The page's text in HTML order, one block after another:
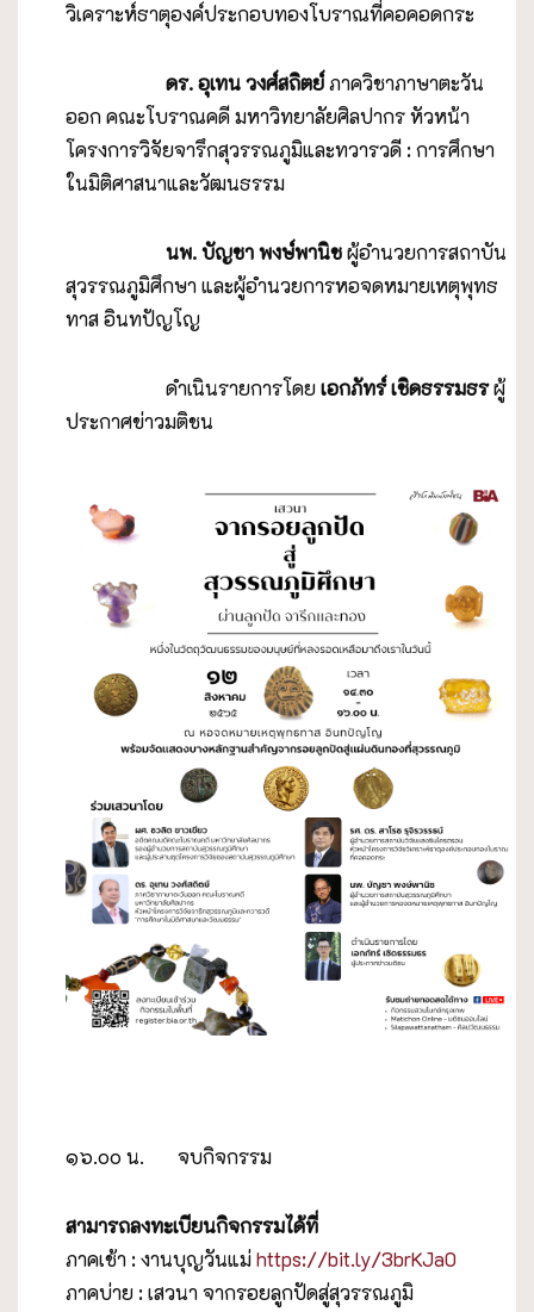
วิเคราะห์ธาตุองค์ประกอบทองโบราณที่คอคอดกระ
ดร. อุเทน วงศ์สถิตย์ภาควิชาภาษาตะวัน
ออก คณะโบราณคดี มหาวิทยาลัยศิลปากร หัวหน้า
โครงการวิจัยจารึกสุวรรณภูมิและทวารวดี : การศึกษา
ในมิติศาสนาและวัฒนธรรม
นพ. บัญชา พงษ์พานิชผู้อำนวยการสถาบัน
สุวรรณภูมิศึกษา และผู้อำนวยการหอจดหมายเหตุพุทธ
ทาส อินทปัญโญ
ดำเนินรายการโดยเอกภัทร์ เชิดธรรมธรผู้
ประกาศข่าวมติชน
๑๖.๐๐ น. จบกิจกรรม
สามารถลงทะเบียนกิจกรรมได้ที่
ภาคเช้า : งานบุญวันแม่https://bit.ly/3brKJa0
ภาคบ่าย : เสวนา จากรอยลูกปัดสู่สุวรรณภูมิ